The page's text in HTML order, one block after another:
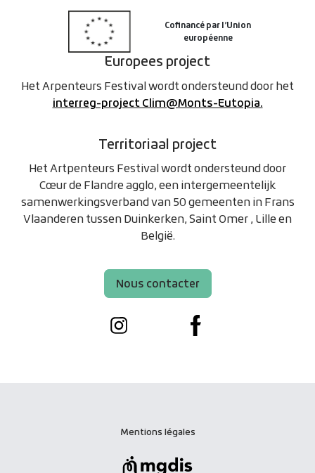
Europees project
Het Arpenteurs Festival wordt ondersteund door het
interreg-project Clim@Monts-Eutopia.
Territoriaal project
Het Artpenteurs Festival wordt ondersteund door
Cœur de Flandre agglo, een intergemeentelijk
samenwerkingsverband van 50 gemeenten in Frans
Vlaanderen tussen Duinkerken, Saint Omer , Lille en
België.
Nous contacter
Instagram Facebook
Mentions légales